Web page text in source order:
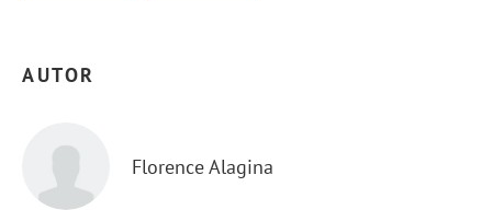
AUTOR
Florence Alagina